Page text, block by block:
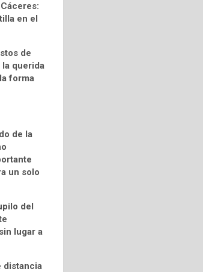
en el
de
la querida
forma
de la
un solo
del
lugar a
distancia